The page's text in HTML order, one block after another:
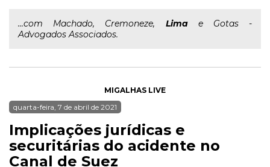
...com Machado, Cremoneze, Limae Gotas -
Advogados Associados.
MIGALHAS LIVE
quarta-feira, 7 de abril de 2021
Implicações jurídicas e
securitárias do acidente no
Canal de Suez